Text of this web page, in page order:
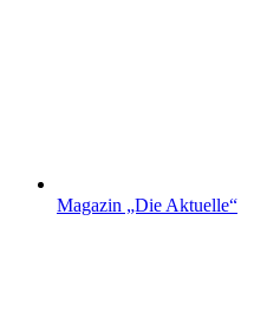
Magazin „Die Aktuelle“